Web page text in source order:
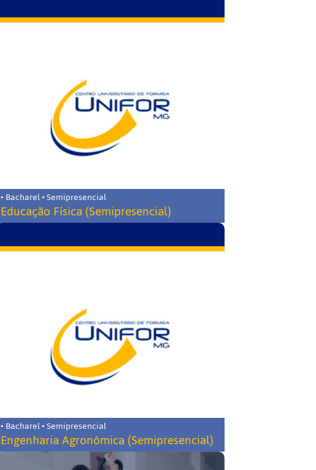
• Bacharel • Semipresencial
Educação Física (Semipresencial)
• Bacharel • Semipresencial
Engenharia Agronômica (Semipresencial)